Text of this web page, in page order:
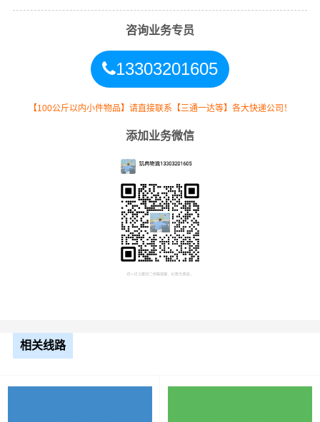
整车运输价格计算方式通常是按单价×公
考，不作为最终成交价格，望知晓！
车型
咨询业务专员
13303201605
【100公斤以内小件物品】请直接联系【三通一达等】各大快递公司！
添加业务微信
相关线路